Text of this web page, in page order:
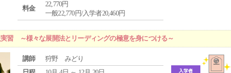
料金
22,770円
一般22,770円/入学者20,460円
習 ～様々な展開法とリーディングの極意を身につける～
講師
狩野 みどり